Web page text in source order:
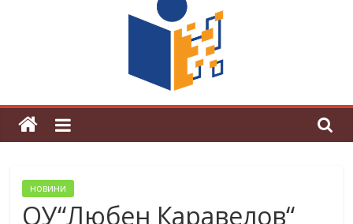
поредна награда от конкурс на
център за развитие на човешките
ресурси (ЦРЧР)
новини
ОУ“Любен Каравелов“